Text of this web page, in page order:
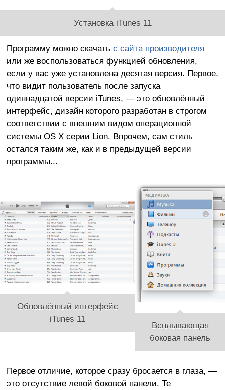
Установка iTunes 11
Программу можно скачать с сайта производителя
или же воспользоваться функцией обновления,
если у вас уже установлена десятая версия. Первое,
что видит пользователь после запуска
одиннадцатой версии iTunes, — это обновлённый
интерфейс, дизайн которого разработан в строгом
соответствии с внешним видом операционной
системы OS X серии Lion. Впрочем, сам стиль
остался таким же, как и в предыдущей версии
программы...
Обновлённый интерфейс
iTunes 11
Всплывающая
боковая панель
Первое отличие, которое сразу бросается в глаза, —
это отсутствие левой боковой панели. Те